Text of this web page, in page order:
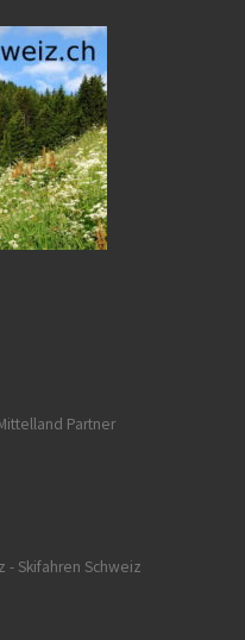
Partner
- Skifahren Schweiz